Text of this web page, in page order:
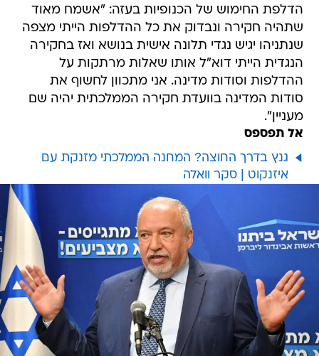
הדלפת החימוש של הכנופיות בעזה: "אשמח מאוד
שתהיה חקירה ונבדוק את כל ההדלפות הייתי מצפה
שנתניהו יגיש נגדי תלונה אישית בנושא ואז בחקירה
הנגדית הייתי דוא"ל אותו שאלות מרתקות על
ההדלפות וסודות מדינה. אני מתכוון לחשוף את
סודות המדינה בוועדת חקירה הממלכתית יהיה שם
מעניין".
אל תפספס
גנץ בדרך החוצה? המחנה הממלכתי מזנקת עם
איזנקוט | סקר וואלה